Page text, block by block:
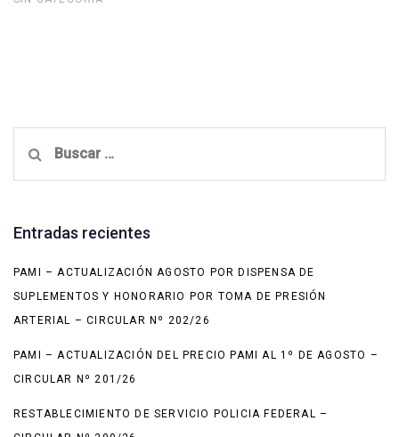
Entradas recientes
PAMI – ACTUALIZACIÓN AGOSTO POR DISPENSA DE
SUPLEMENTOS Y HONORARIO POR TOMA DE PRESIÓN
ARTERIAL – CIRCULAR Nº 202/26
PAMI – ACTUALIZACIÓN DEL PRECIO PAMI AL 1º DE AGOSTO –
CIRCULAR Nº 201/26
RESTABLECIMIENTO DE SERVICIO POLICIA FEDERAL –